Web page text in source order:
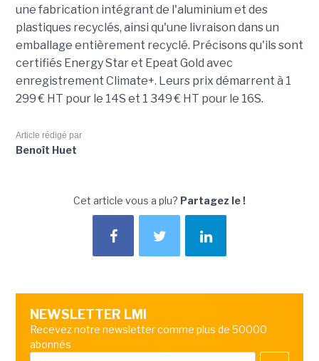
une fabrication intégrant de l'aluminium et des
plastiques recyclés, ainsi qu'une livraison dans un
emballage entièrement recyclé. Précisons qu'ils sont
certifiés Energy Star et Epeat Gold avec
enregistrement Climate+. Leurs prix démarrent à 1
299 € HT pour le 14S et 1 349 € HT pour le 16S.
Article rédigé par
Benoît Huet
Cet article vous a plu? Partagez le !
NEWSLETTER LMI
Recevez notre newsletter comme plus de 50000
abonnés